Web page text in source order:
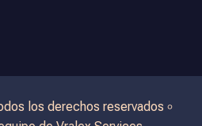
los derechos reservados ৹